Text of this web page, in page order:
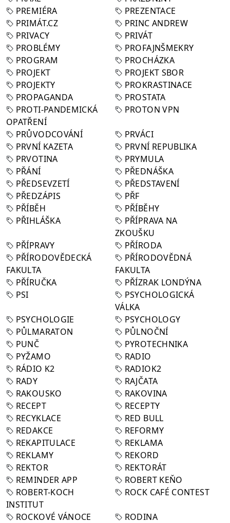
PREMIÉRA
PREZENTACE
PRIMÁT.CZ
PRINC ANDREW
PRIVACY
PRIVÁT
PROBLÉMY
PROFAJNŠMEKRY
PROGRAM
PROCHÁZKA
PROJEKT
PROJEKT SBOR
PROJEKTY
PROKRASTINACE
PROPAGANDA
PROSTATA
PROTI-PANDEMICKÁ
OPATŘENÍ
PROTON VPN
PRŮVODCOVÁNÍ
PRVÁCI
PRVNÍ KAZETA
PRVNÍ REPUBLIKA
PRVOTINA
PRYMULA
PŘÁNÍ
PŘEDNÁŠKA
PŘEDSEVZETÍ
PŘEDSTAVENÍ
PŘEDZÁPIS
PŘF
PŘÍBĚH
PŘÍBĚHY
PŘIHLÁŠKA
PŘÍPRAVA NA
ZKOUŠKU
PŘÍPRAVY
PŘÍRODA
PŘÍRODOVĚDECKÁ
FAKULTA
PŘÍRODOVĚDNÁ
FAKULTA
PŘÍRUČKA
PŘÍZRAK LONDÝNA
PSI
PSYCHOLOGICKÁ
VÁLKA
PSYCHOLOGIE
PSYCHOLOGY
PŮLMARATON
PŮLNOČNÍ
PUNČ
PYROTECHNIKA
PYŽAMO
RADIO
RÁDIO K2
RADIOK2
RADY
RAJČATA
RAKOUSKO
RAKOVINA
RECEPT
RECEPTY
RECYKLACE
RED BULL
REDAKCE
REFORMY
REKAPITULACE
REKLAMA
REKLAMY
REKORD
REKTOR
REKTORÁT
REMINDER APP
ROBERT KEŇO
ROBERT-KOCH
INSTITUT
ROCK CAFÉ CONTEST
ROCKOVÉ VÁNOCE
RODINA